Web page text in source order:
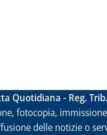
Quotidiana - Reg.
fotocopia,
delle notizie o